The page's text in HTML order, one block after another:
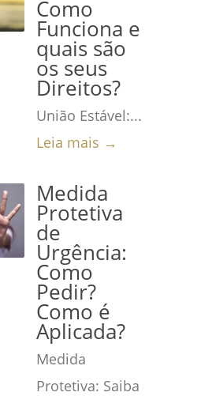
Como
Funciona e
quais são
os seus
Direitos?
União Estável:...
Leia mais →
Medida
Protetiva
de
Urgência:
Como
Pedir?
Como é
Aplicada?
Medida
Protetiva: Saiba